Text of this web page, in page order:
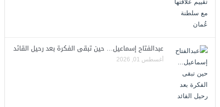
عبدالفتاح إسماعيل… حين تبقى الفكرة بعد رحيل القائد
أغسطس 01, 2026